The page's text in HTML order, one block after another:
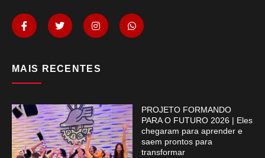
MAIS RECENTES
PROJETO FORMANDO
PARA O FUTURO 2026 | Eles
chegaram para aprender e
saem prontos para
transformar